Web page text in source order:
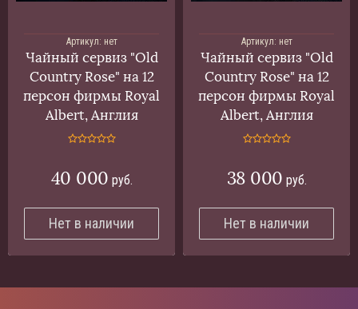
Артикул: нет
Чайный сервиз "Old
Country Rose" на 12
персон фирмы Royal
Albert, Англия
40 000 руб.
Нет в наличии
Артикул: нет
Чайный сервиз "Old
Country Rose" на 12
персон фирмы Royal
Albert, Англия
38 000 руб.
Нет в наличии